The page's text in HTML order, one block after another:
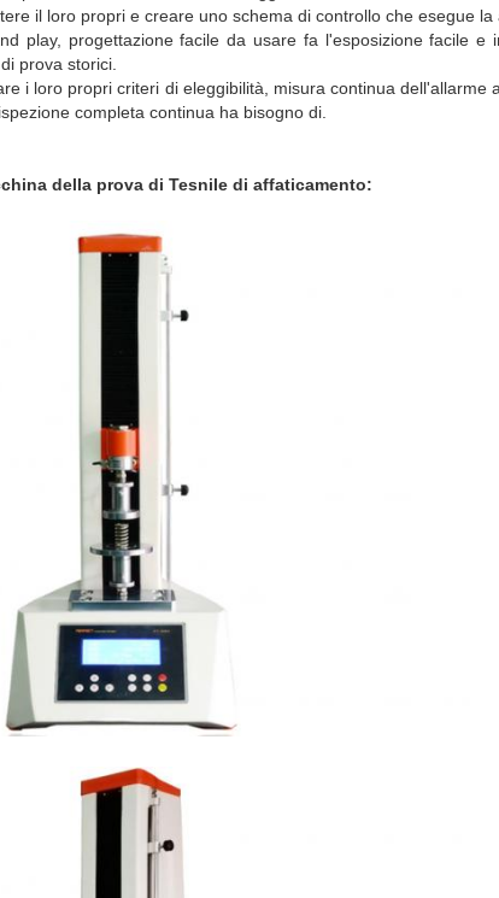
il loro propri e creare uno schema di controllo che esegue la
play, progettazione facile da usare fa l'esposizione facile e
prova storici.
i loro propri criteri di eleggibilità, misura continua dell'allarme
completa continua ha bisogno di.
della prova di Tesnile di affaticamento: